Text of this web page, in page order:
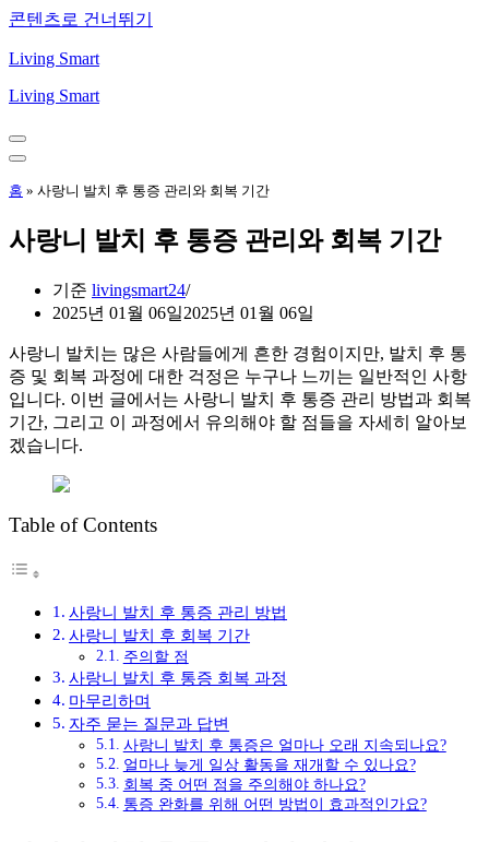
콘텐츠로 건너뛰기
Living Smart
Living Smart
내
비
게
션
메
내
비
이
션
홈 » 사랑니 발치 후 통증 관리와 회복 기간
사랑니 발치 후 통증 관리와 회복 기간
기준 livingsmart24
2025년 01월 06일2025년 01월 06일
사랑니 발치는 많은 사람들에게 흔한 경험이지만, 발치 후 통
증 및 회복 과정에 대한 걱정은 누구나 느끼는 일반적인 사항
입니다. 이번 글에서는 사랑니 발치 후 통증 관리 방법과 회복
기간, 그리고 이 과정에서 유의해야 할 점들을 자세히 알아보
겠습니다.
Table of Contents
사랑니 발치 후 통증 관리 방법
사랑니 발치 후 회복 기간
주의할 점
사랑니 발치 후 통증 회복 과정
마무리하며
자주 묻는 질문과 답변
사랑니 발치 후 통증은 얼마나 오래 지속되나요?
얼마나 늦게 일상 활동을 재개할 수 있나요?
회복 중 어떤 점을 주의해야 하나요?
통증 완화를 위해 어떤 방법이 효과적인가요?